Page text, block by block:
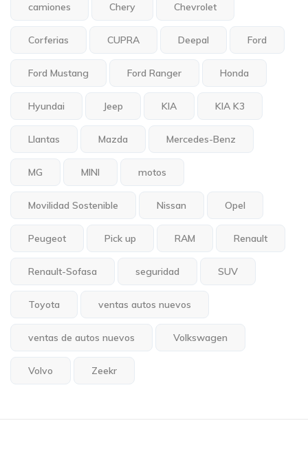
camiones Chery Chevrolet
Corferias CUPRA Deepal Ford
Ford Mustang Ford Ranger Honda
Hyundai Jeep KIA KIA K3
Llantas Mazda Mercedes-Benz
MG MINI motos
Movilidad Sostenible Nissan Opel
Peugeot Pick up RAM Renault
Renault-Sofasa seguridad SUV
Toyota ventas autos nuevos
ventas de autos nuevos Volkswagen
Volvo Zeekr